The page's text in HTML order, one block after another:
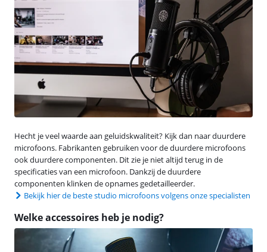
Hecht je veel waarde aan geluidskwaliteit? Kijk dan naar duurdere
microfoons. Fabrikanten gebruiken voor de duurdere microfoons
ook duurdere componenten. Dit zie je niet altijd terug in de
specificaties van een microfoon. Dankzij de duurdere
componenten klinken de opnames gedetailleerder.
Bekijk hier de beste studio microfoons volgens onze specialisten
Welke accessoires heb je nodig?